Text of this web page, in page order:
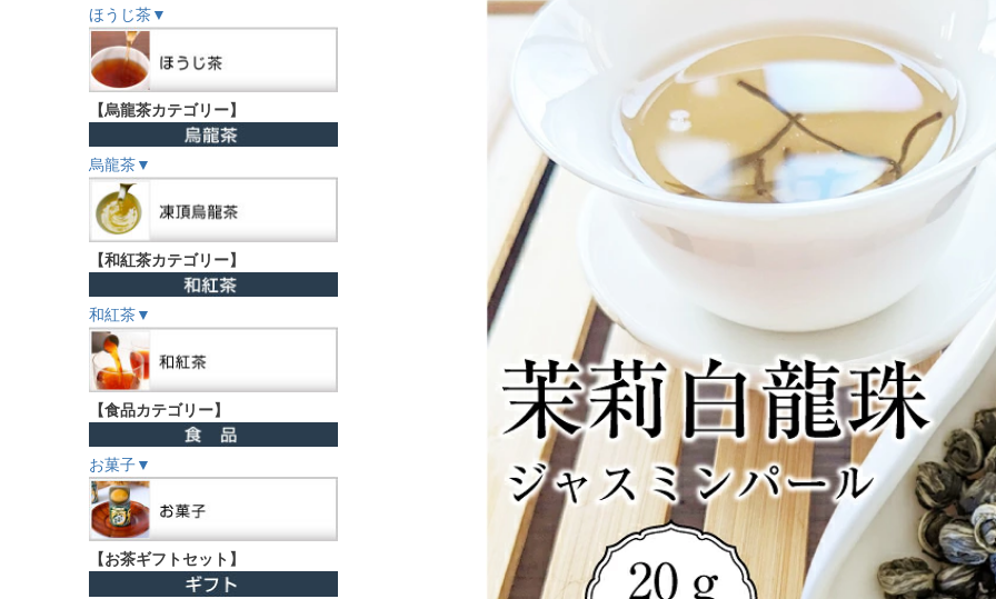
ほうじ茶▼
【烏龍茶カテゴリー】
烏龍茶▼
【和紅茶カテゴリー】
和紅茶▼
【食品カテゴリー】
お菓子▼
【お茶ギフトセット】